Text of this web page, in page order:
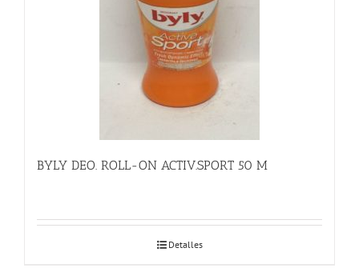
BYLY DEO. ROLL-ON ACTIV.SPORT 50 M
Detalles